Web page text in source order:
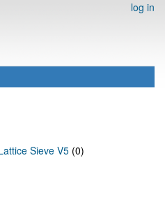
log in
Sieve V5 (0)